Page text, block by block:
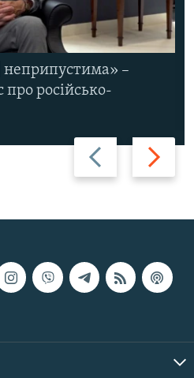
Назад Вперед
–
російсько-